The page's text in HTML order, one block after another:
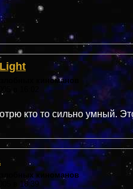
злобных киноманов
в 16:02
кто то сильно умный.
киноманов
в 18:39